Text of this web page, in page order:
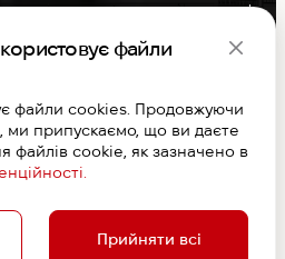
2026. Вcі права захищені
оферти
файли
файли cookies. Продовжуючи
ми припускаємо, що ви даєте
файлів cookie, як зазначено в
Прийняти всі